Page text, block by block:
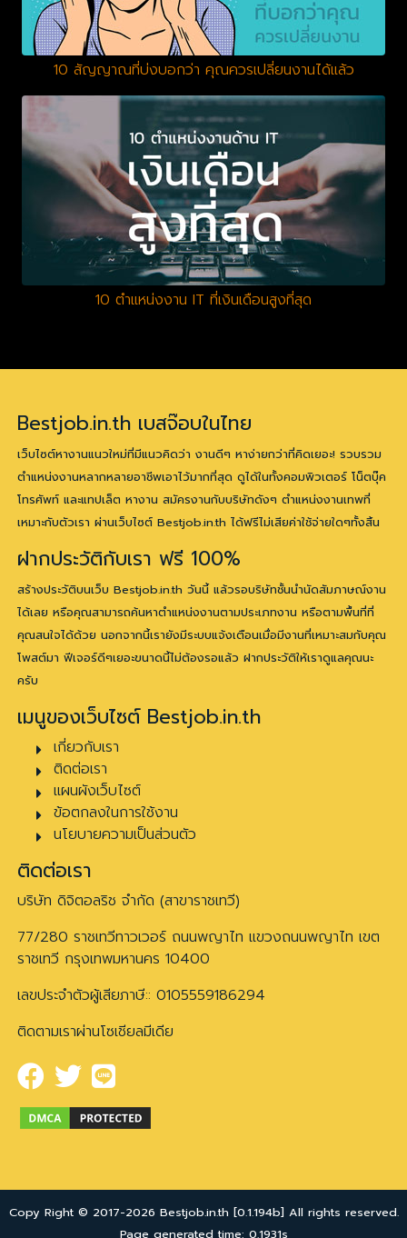
10 สัญญาณที่บ่งบอกว่า คุณควรเปลี่ยนงานได้แล้ว
10 ตำแหน่งงาน IT ที่เงินเดือนสูงที่สุด
Bestjob.in.th เบสจ๊อบในไทย
เว็บไซต์หางานแนวใหม่ที่มีแนวคิดว่า งานดีๆ หาง่ายกว่าที่คิดเยอะ! รวบรวม
ตำแหน่งงานหลากหลายอาชีพเอาไว้มากที่สุด ดูได้ในทั้งคอมพิวเตอร์ โน็ตบุ๊ค
โทรศัพท์ และแทปเล็ต หางาน สมัครงานกับบริษัทดังๆ ตำแหน่งงานเทพที่
เหมาะกับตัวเรา ผ่านเว็บไซต์ Bestjob.in.th ได้ฟรีไม่เสียค่าใช้จ่ายใดๆทั้งสิ้น
ฝากประวัติกับเรา ฟรี 100%
สร้างประวัติบนเว็บ Bestjob.in.th วันนี้ แล้วรอบริษัทชั้นนำนัดสัมภาษณ์งาน
ได้เลย หรือคุณสามารถค้นหาตำแหน่งงานตามประเภทงาน หรือตามพื้นที่ที่
คุณสนใจได้ด้วย นอกจากนี้เรายังมีระบบแจ้งเตือนเมื่อมีงานที่เหมาะสมกับคุณ
โพสต์มา ฟีเจอร์ดีๆเยอะขนาดนี้ไม่ต้องรอแล้ว ฝากประวัติให้เราดูแลคุณนะ
ครับ
เมนูของเว็บไซต์ Bestjob.in.th
เกี่ยวกับเรา
ติดต่อเรา
แผนผังเว็บไซต์
ข้อตกลงในการใช้งาน
นโยบายความเป็นส่วนตัว
ติดต่อเรา
บริษัท ดิจิตอลริช จำกัด (สาขาราชเทวี)
77/280 ราชเทวีทาวเวอร์ ถนนพญาไท แขวงถนนพญาไท เขต
ราชเทวี กรุงเทพมหานคร 10400
เลขประจำตัวผู้เสียภาษี:: 0105559186294
ติดตามเราผ่านโซเชียลมีเดีย
Copy Right © 2017-2026 Bestjob.in.th [0.1.194b] All rights reserved.
Page generated time: 0.1931s